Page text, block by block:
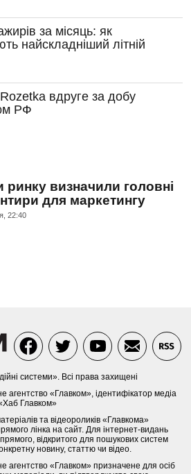
за місяць: як
найскладніший літній
вдруге за добу
РФ
ринку визначили головні
для маркетингу
22:40
системи». Всі права захищені
агентство «Главком», ідентифікатор медіа
Главком»
та відеороликів «Главкома»
лінка на сайт. Для інтернет-видань
відкритого для пошукових систем
новину, статтю чи відео.
агентство «Главком» призначене для осіб